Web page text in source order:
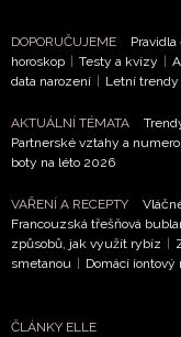
DOPORUČUJEME
horoskop | Testy a kvízy |
data narození | Letní trendy
AKTUÁLNÍ TÉMATA
Partnerské vztahy a
boty na léto 2026
VAŘENÍ A RECEPTY
Francouzská třešňová
způsobů, jak využít rybíz |
smetanou | Domácí iontový
ČLÁNKY ELLE